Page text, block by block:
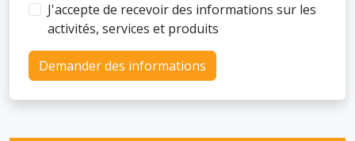
J'accepte de recevoir des informations sur les
activités, services et produits
Demander des informations